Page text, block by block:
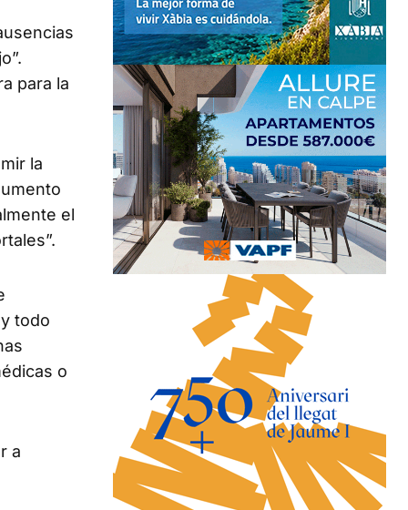
para la
la
el
todo
o
a